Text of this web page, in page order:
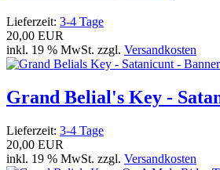
Lieferzeit: 3-4 Tage
20,00 EUR
inkl. 19 % MwSt. zzgl. Versandkosten
Grand Belial's Key -
Lieferzeit: 3-4 Tage
20,00 EUR
inkl. 19 % MwSt. zzgl. Versandkosten